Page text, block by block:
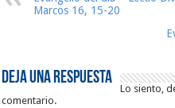
Marcos 16, 15-20
Deja una respuesta
Lo siento,
comentario.